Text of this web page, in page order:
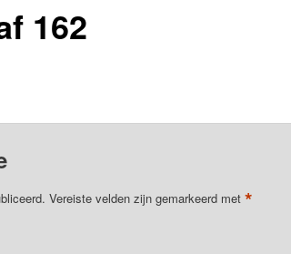
162
Vereiste velden zijn gemarkeerd met *